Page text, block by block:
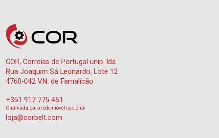
COR, Correias de Portugal unip. lda
Rua Joaquim Sá Leonardo, Lote 12
4760-042 V.N. de Famalicão
+351 917 775 451
Chamada para rede móvel nacional
loja@corbelt.com